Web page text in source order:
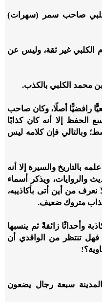
صاحب سمر (سهرات)
غير ثقة، وليس عن
محمد الكلبي بالكذب.
رافضيًّا أصلًا، وكان صاحب
الحفظ إلا أنه كان كذابًا
وبالتالي فإن كلامه ليس
بالتاريخ والسيرة إلا أنه
والروايات، ويذكر أسماء
من أين أتى بأكاذيبه،
كذاب متروك ضعيف.
وأحداثًا زائفةً ثم ينسبها
فهل تنتظر من الواقدي أن
سبعة رجال يضعون